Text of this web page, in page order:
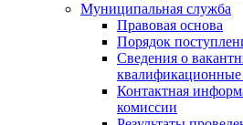
Муниципальная служба
Правовая основа
Порядок
Сведения о
квалификационные
Контактная
комиссии